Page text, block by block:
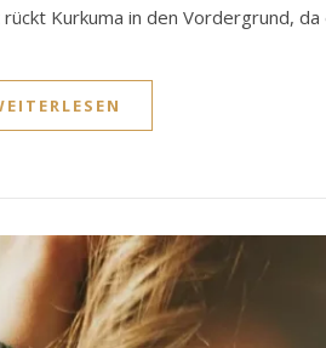
Kurkuma in den Vordergrund,